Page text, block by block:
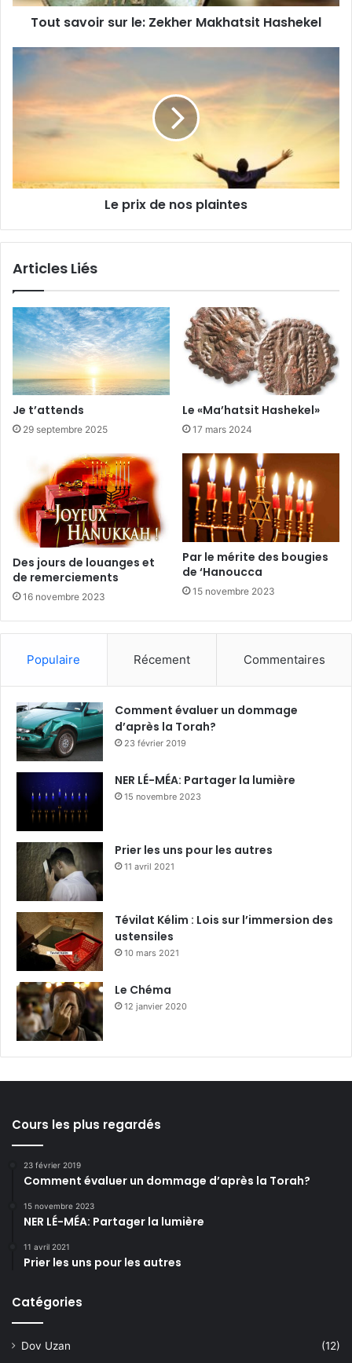
Tout savoir sur le: Zekher Makhatsit Hashekel
Le prix de nos plaintes
Articles Liés
Je t’attends
29 septembre 2025
Le «Ma’hatsit Hashekel»
17 mars 2024
Des jours de louanges et
de remerciements
16 novembre 2023
Par le mérite des bougies
de ‘Hanoucca
15 novembre 2023
Populaire Récement Commentaires
Comment évaluer un dommage
d’après la Torah?
23 février 2019
NER LÉ-MÉA: Partager la lumière
15 novembre 2023
Prier les uns pour les autres
11 avril 2021
Tévilat Kélim : Lois sur l’immersion des
ustensiles
10 mars 2021
Le Chéma
12 janvier 2020
Cours les plus regardés
23 février 2019
Comment évaluer un dommage d’après la Torah?
15 novembre 2023
NER LÉ-MÉA: Partager la lumière
11 avril 2021
Prier les uns pour les autres
Catégories
Dov Uzan
(12)